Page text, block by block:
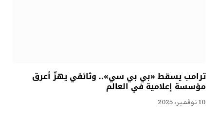
ترامب يسقط «بي بي سي».. وثائقي يهزّ أعرق
مؤسسة إعلامية في العالم
10 نوفمبر، 2025